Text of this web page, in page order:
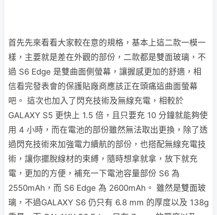
首先先來看看大家較在意的規格，基本上這二款一模一
樣，主要就是差在外觀的部份，二款都是雙面玻璃，不
過 S6 Edge 是雙曲面側螢幕，讓握感更加的舒適，相
信看完發表會的保護貼廠商應該正在頭痛這曲面螢幕
吧。 這次也加入了閃充技術及無線充電，相較於
GALAXY S5 更快上 1.5 倍，且只要充 10 分鐘就能夠使
用 4 小時，而在電池的部份雖然無法取出更換，除了透
過閃充技術來加強電力續航的部份，也搭配無線充電技
術，讓你擺脫線材的束縛，隨時想拿就拿，放下就充
電，更加的方便，補充一下電池容量部份 S6 為
2550mAh，而 S6 Edge 為 2600mAh。 雖然是雙面玻
璃，不過GALAXY S6 仍只有 6.8 mm 的厚度以及 138g